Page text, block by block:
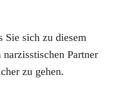
Sie sich zu diesem
Partner
zu gehen.